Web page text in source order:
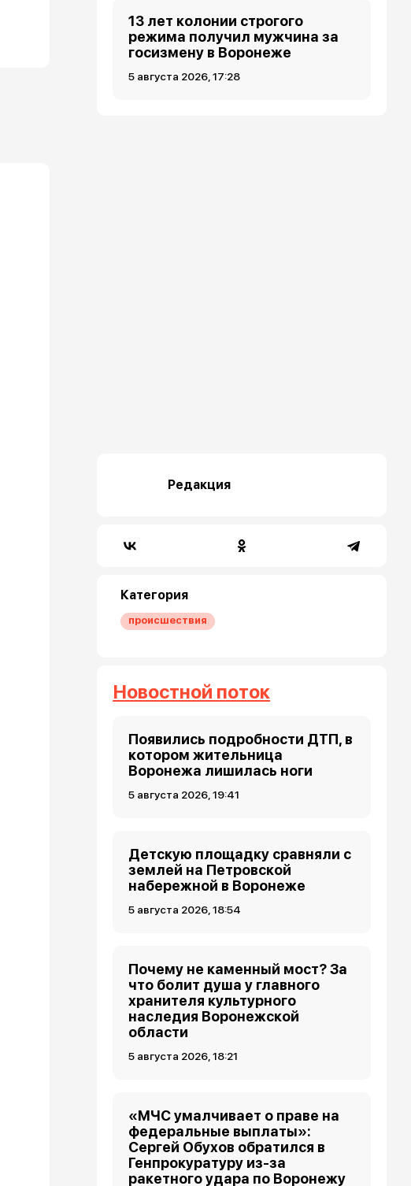
13 лет колонии строгого
режима получил мужчина за
госизмену в Воронеже
5 августа 2026, 17:28
Редакция
Категория
происшествия
Новостной поток
Появились подробности ДТП, в
котором жительница
Воронежа лишилась ноги
5 августа 2026, 19:41
Детскую площадку сравняли с
землей на Петровской
набережной в Воронеже
5 августа 2026, 18:54
Почему не каменный мост? За
что болит душа у главного
хранителя культурного
наследия Воронежской
области
5 августа 2026, 18:21
«МЧС умалчивает о праве на
федеральные выплаты»:
Сергей Обухов обратился в
Генпрокуратуру из-за
ракетного удара по Воронежу